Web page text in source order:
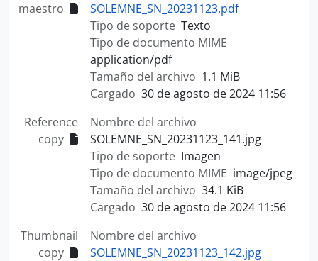
maestro
SOLEMNE_SN_20231123.pdf
Tipo de soporte Texto
Tipo de documento MIME
application/pdf
Tamaño del archivo 1.1 MiB
Cargado 30 de agosto de 2024 11:56
Reference
copy
Nombre del archivo
SOLEMNE_SN_20231123_141.jpg
Tipo de soporte Imagen
Tipo de documento MIME image/jpeg
Tamaño del archivo 34.1 KiB
Cargado 30 de agosto de 2024 11:56
Thumbnail
copy
Nombre del archivo
SOLEMNE_SN_20231123_142.jpg